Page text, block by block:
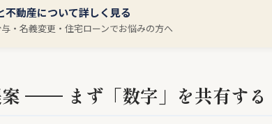
不動産について詳しく見る
・名義変更・住宅ローンでお悩みの方へ
案 —— まず「数字」を共有する